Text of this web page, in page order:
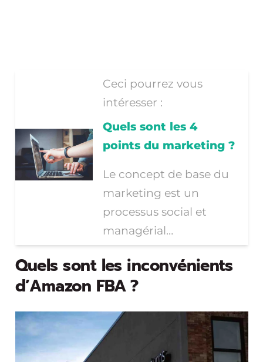
Ceci pourrez vous
intéresser :
Quels sont les 4
points du marketing ?
Le concept de base du
marketing est un
processus social et
managérial…
Quels sont les inconvénients
d’Amazon FBA ?